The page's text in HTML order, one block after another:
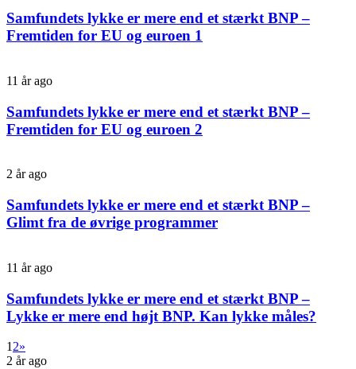
Samfundets lykke er mere end et stærkt BNP –
Fremtiden for EU og euroen 1
11 år ago
Samfundets lykke er mere end et stærkt BNP –
Fremtiden for EU og euroen 2
2 år ago
Samfundets lykke er mere end et stærkt BNP –
Glimt fra de øvrige programmer
11 år ago
Samfundets lykke er mere end et stærkt BNP –
Lykke er mere end højt BNP. Kan lykke måles?
1 2»
2 år ago